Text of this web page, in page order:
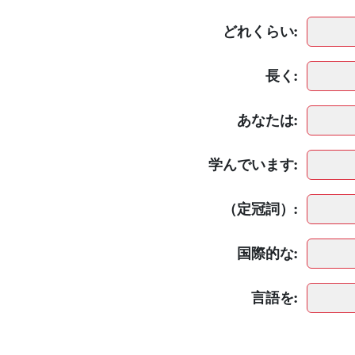
どれくらい:
長く:
あなたは:
学んでいます:
（定冠詞）:
国際的な:
言語を: